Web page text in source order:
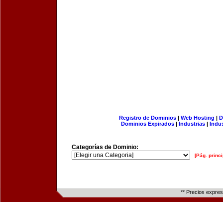
Registro de Dominios| Web Hosting |
Dominios Expirados | Industrias |
Categorías de Dominio:
[Pág.
** Precios